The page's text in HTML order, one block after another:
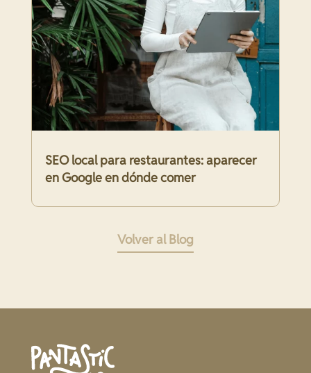
SEO local para restaurantes: aparecer
en Google en dónde comer
Volver al Blog